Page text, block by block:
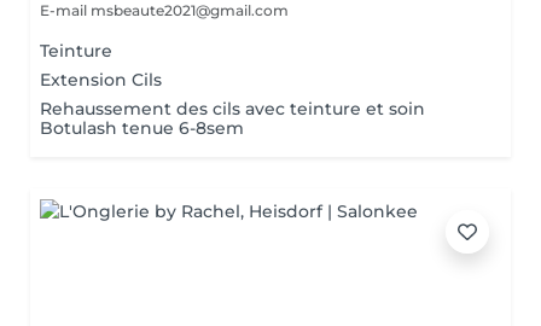
E-mail msbeaute2021@gmail.com
Teinture
Extension Cils
Rehaussement des cils avec teinture et soin
Botulash tenue 6-8sem